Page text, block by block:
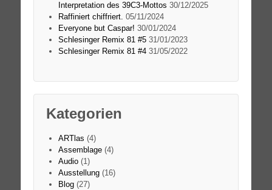
Interpretation des 39C3-Mottos 30/12/2025
Raffiniert chiffriert. 05/11/2024
Everyone but Caspar! 30/01/2024
Schlesinger Remix 81 #5 31/01/2023
Schlesinger Remix 81 #4 31/05/2022
Kategorien
ARTlas (4)
Assemblage(4)
Audio(1)
Ausstellung(16)
Blog(27)